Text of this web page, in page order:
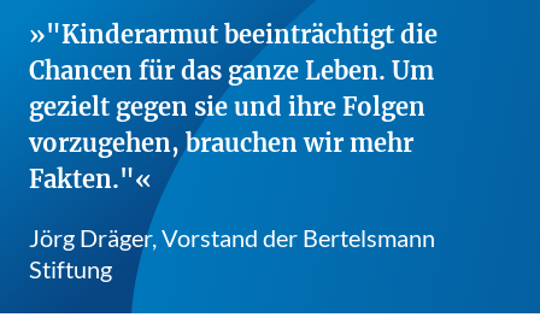
"Kinderarmut beeinträchtigt die
Chancen für das ganze Leben. Um
gezielt gegen sie und ihre Folgen
vorzugehen, brauchen wir mehr
Fakten."
Jörg Dräger, Vorstand der Bertelsmann
Stiftung